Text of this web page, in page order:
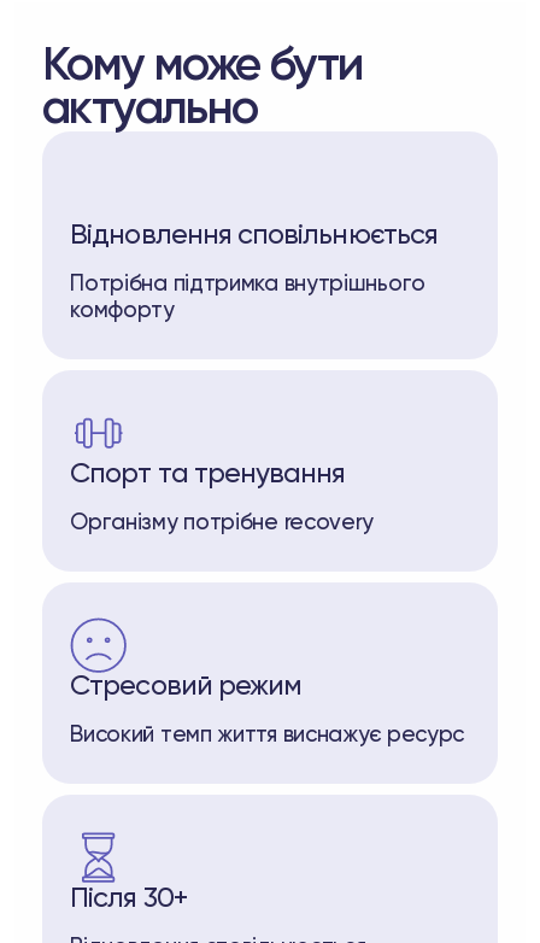
Кому може бути
актуально
Відновлення сповільнюється
Потрібна підтримка внутрішнього
комфорту
Спорт та тренування
Організму потрібне recovery
Стресовий режим
Високий темп життя виснажує ресурс
Після 30+